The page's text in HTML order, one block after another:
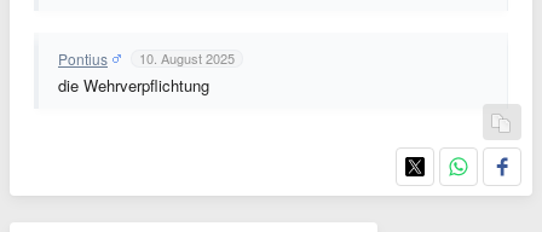
Pontius 10. August 2025
die Wehrverpflichtung